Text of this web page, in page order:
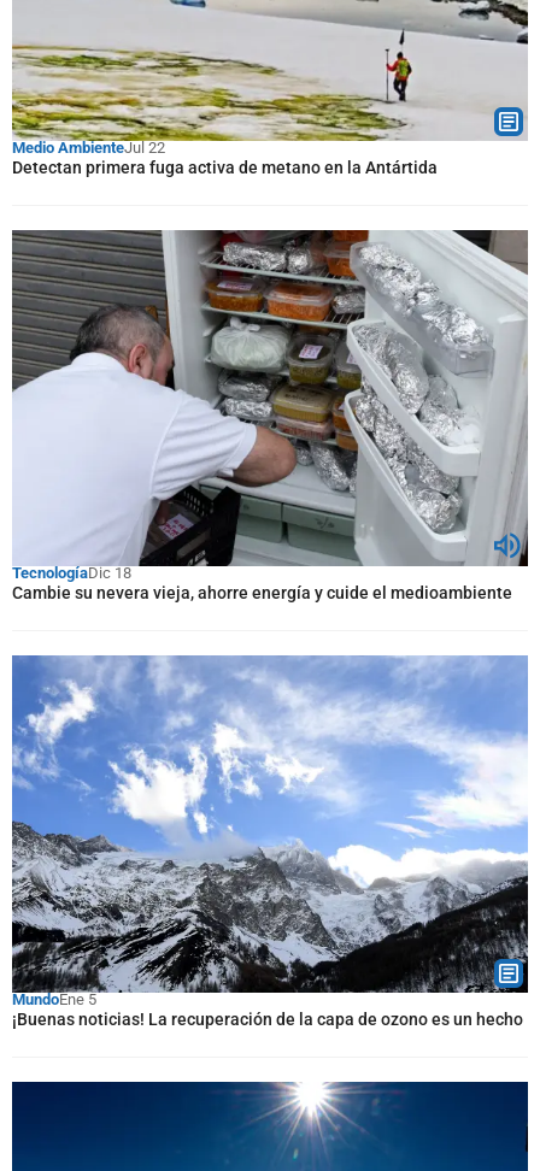
Medio AmbienteJul 22
Detectan primera fuga activa de metano en la Antártida
TecnologíaDic 18
Cambie su nevera vieja, ahorre energía y cuide el medioambiente
MundoEne 5
¡Buenas noticias! La recuperación de la capa de ozono es un hecho